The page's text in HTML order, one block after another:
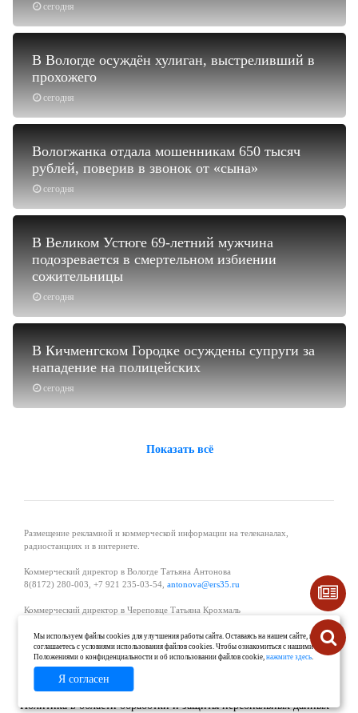
сегодня
сегодня
В Вологде осуждён хулиган, выстреливший в
прохожего
сегодня
Вологжанка отдала мошенникам 650 тысяч
рублей, поверив в звонок от «сына»
сегодня
В Великом Устюге 69-летний мужчина
подозревается в смертельном избиении
сожительницы
сегодня
В Кичменгском Городке осуждены супруги за
нападение на полицейских
Показать всё
Размещение рекламной и коммерческой информации на телеканалах,
радиостанциях и в интернете.
Коммерческий директор в Вологде Татьяна Антонова
8(8172) 280-003, +7 921 235-03-54, antonova@ers35.ru
Коммерческий директор в Череповце Татьяна Крохмаль
Начальник отдела рекламы в Великом Устюге Екатерина Вьюжанина 8(81738)
2-04-44, +7 921 125-06-40,katrinv81@mail.ru
О проекте Реклама
Политика в области обработки и защиты персональных данных
Мы используем файлы cookies для улучшения работы сайта. Оставаясь на нашем сайте, вы
соглашаетесь с условиями использования файлов cookies. Чтобы ознакомиться с нашими
Положениями о конфиденциальности и об использовании файлов cookie,нажмите здесь.
Я согласен